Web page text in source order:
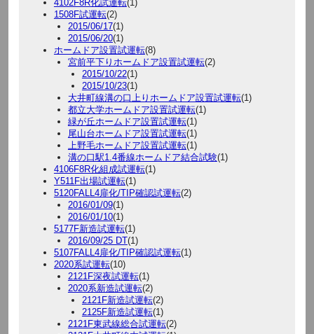
4102F8R化試運転(1)
1508F試運転(2)
2015/06/17(1)
2015/06/20(1)
ホームドア設置試運転(8)
宮前平下りホームドア設置試運転(2)
2015/10/22(1)
2015/10/23(1)
大井町線溝の口上りホームドア設置試運転(1)
都立大学ホームドア設置試運転(1)
緑が丘ホームドア設置試運転(1)
尾山台ホームドア設置試運転(1)
上野毛ホームドア設置試運転(1)
溝の口駅1.4番線ホームドア結合試験(1)
4106F8R化組成試運転(1)
Y511F出場試運転(1)
5120FALL4扉化/TIP確認試運転(2)
2016/01/09(1)
2016/01/10(1)
5177F新造試運転(1)
2016/09/25 DT(1)
5107FALL4扉化/TIP確認試運転(1)
2020系試運転(10)
2121F深夜試運転(1)
2020系新造試運転(2)
2121F新造試運転(2)
2125F新造試運転(1)
2121F東武線総合試運転(2)